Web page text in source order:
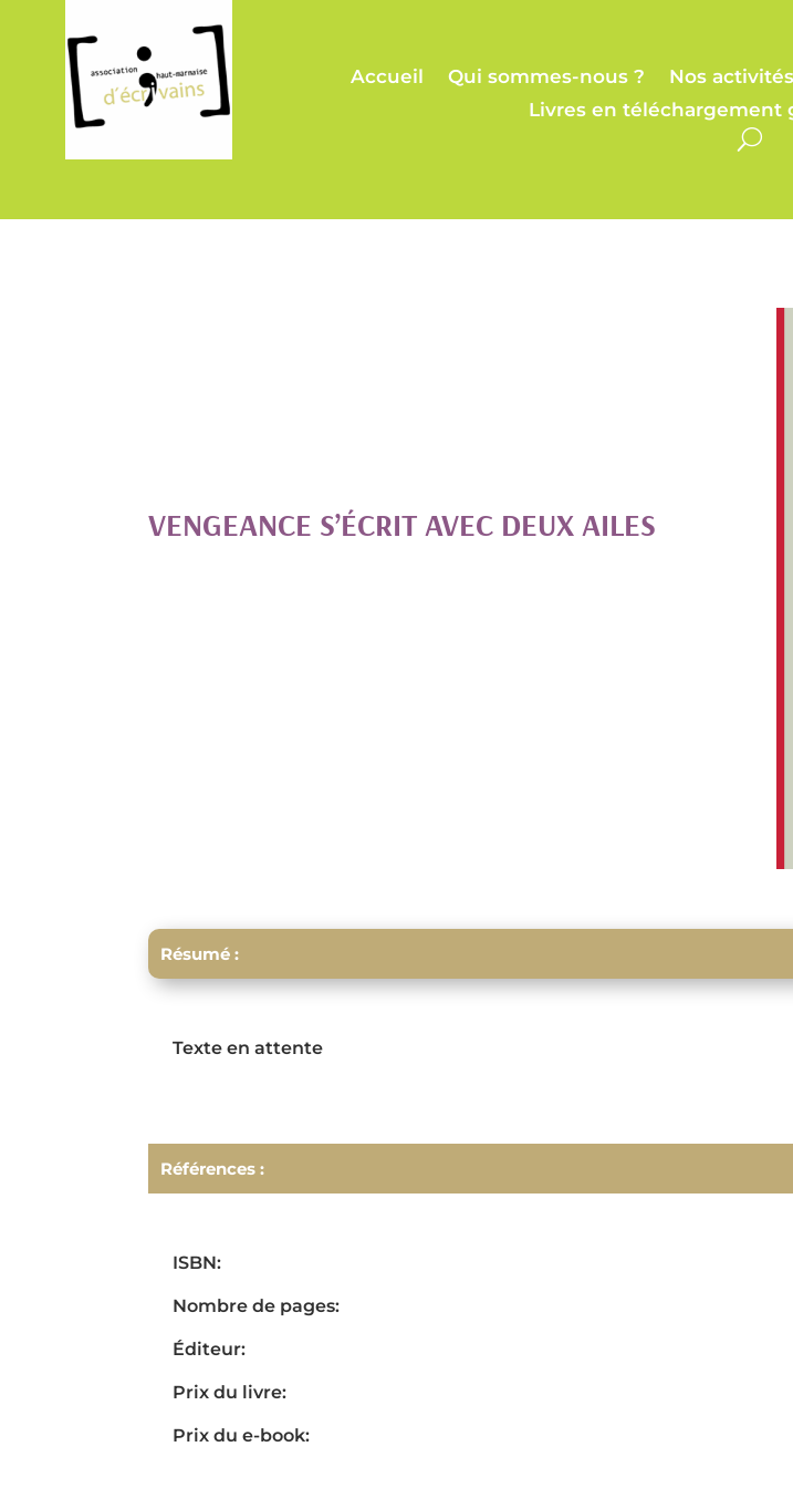
Accueil Qui sommes-nous ? Nos activités
Livres en téléchargement
VENGEANCE S’ÉCRIT AVEC DEUX AILES
Résumé :
Texte en attente
Références :
ISBN:
Nombre de pages:
Éditeur:
Prix du livre:
Prix du e-book: